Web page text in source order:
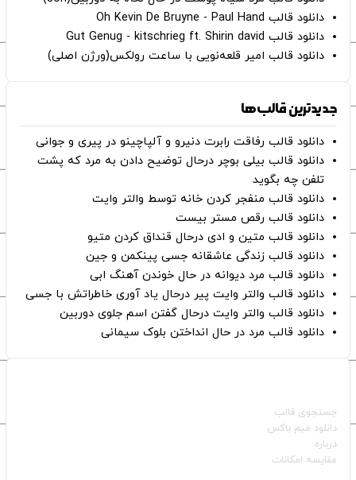
دانلود قالب Oh Kevin De Bruyne - Paul Hand
دانلود قالب Gut Genug - kitschrieg ft. Shirin david
دانلود قالب امیر قلعه‌نویی با ساعت رولکس(ورژن اصلی)
جدیدترین قالب‌ها
دانلود قالب رفاقت رابرت دنیرو و آلپاچینو در پیری و جوانی
دانلود قالب بیلی بوچر درحال توضیح دادن به مرد که پشت
تلفن چه بگوید
دانلود قالب منفجر کردن خانه توسط والتر وایت
دانلود قالب رقص مستر بیست
دانلود قالب متین و ادی درحال قنداق کردن متیو
دانلود قالب زندگی عاشقانه جسی پینکمن و جین
دانلود قالب مرد دیوانه در حال خوندن آهنگ ابی
دانلود قالب والتر وایت پیر درحال یاد آوری خاطراتش با جسی
دانلود قالب والتر وایت درحال گفتن اسم جلوی دوربین
دانلود قالب مرد در حال انداختن بلوک سیمانی
جستجوی قالب
دانلود میم باکس
درباره
مقایسه امکانات